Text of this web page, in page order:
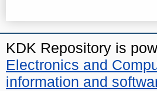
KDK Repository is
Electronics and
information and